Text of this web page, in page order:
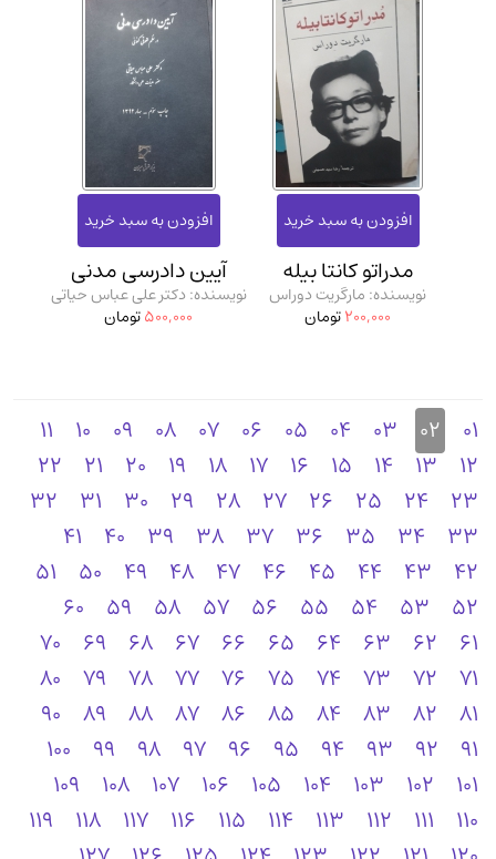
مدراتو کانتا بیله
نویسنده: مارگریت دوراس
200,000تومان
آیین دادرسی مدنی
نویسنده: دکتر علی عباس حیاتی
500,000تومان
01
02
03
04
05
06
07
08
09
10
11
12
13
14
15
16
17
18
19
20
21
22
23
24
25
26
27
28
29
30
31
32
33
34
35
36
37
38
39
40
41
42
43
44
45
46
47
48
49
50
51
52
53
54
55
56
57
58
59
60
61
62
63
64
65
66
67
68
69
70
71
72
73
74
75
76
77
78
79
80
81
82
83
84
85
86
87
88
89
90
91
92
93
94
95
96
97
98
99
100
101
102
103
104
105
106
107
108
109
110
111
112
113
114
115
116
117
118
119